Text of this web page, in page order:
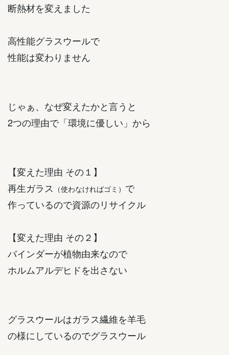
断熱材を変えました
高性能グラスウールで
性能は変わりません
じゃぁ、なぜ変えたかと言うと
2つの理由で「環境に優しい」から
【変えた理由 その１】
再生ガラス （使わなければゴミ） で
作っているので資源のリサイクル
【変えた理由 その２】
バインダーが植物由来なので
ホルムアルデヒドを出さない
グラスウールはガラス繊維を羊毛
の様にしているのでグラスウール